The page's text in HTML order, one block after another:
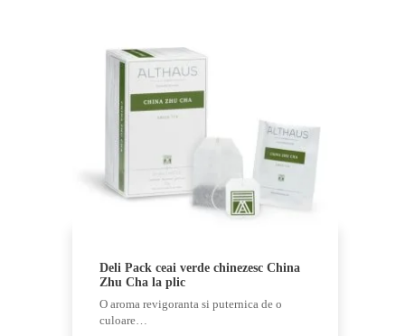
Deli Pack ceai verde chinezesc China
Zhu Cha la plic
O aroma revigoranta si puternica de o
culoare…